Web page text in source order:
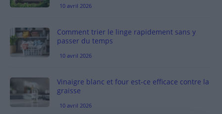
10 avril 2026
Comment trier le linge rapidement sans y
passer du temps
10 avril 2026
Vinaigre blanc et four est-ce efficace contre la
graisse
10 avril 2026